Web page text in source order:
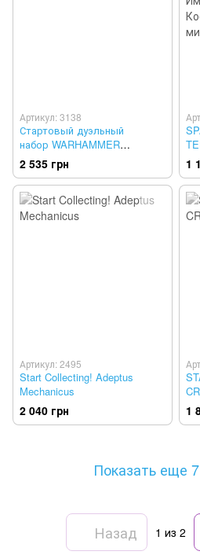
Артикул: 3138
Стартовый дуэльный
набор WARHAMMER
40K: Elite Edition (англ)
2 535 грн
5
1
Артикул: 2495
Start Collecting! Adeptus
Mechanicus
2 040 грн 1
Показать еще
Назад 1 из 2